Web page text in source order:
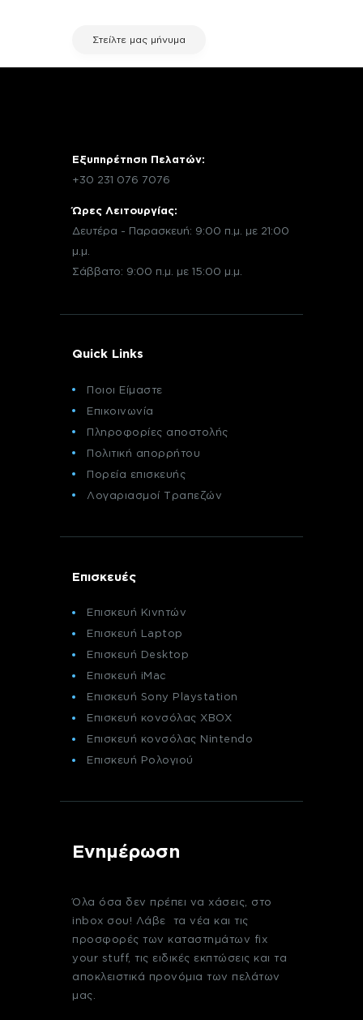
Στείλτε μας μήνυμα
Εξυπηρέτηση Πελατών:
+30 231 076 7076
Ώρες Λειτουργίας:
Δευτέρα - Παρασκευή: 9:00 π.μ. με 21:00
μ.μ.
Σάββατο: 9:00 π.μ. με 15:00 μ.μ.
Quick Links
Ποιοι Είμαστε
Επικοινωνία
Πληροφορίες αποστολής
Πολιτική απορρήτου
Πορεία επισκευής
Λογαριασμοί Τραπεζών
Επισκευές
Επισκευή Κινητών
Επισκευή Laptop
Επισκευή Desktop
Επισκευή iMac
Επισκευή Sony Playstation
Επισκευή κονσόλας XBOX
Επισκευή κονσόλας Nintendo
Επισκευή Ρολογιού
Ενημέρωση
Όλα όσα δεν πρέπει να χάσεις, στο
inbox σου! Λάβε τα νέα και τις
προσφορές των καταστημάτων fix
your stuff, τις ειδικές εκπτώσεις και τα
αποκλειστικά προνόμια των πελάτων
μας.